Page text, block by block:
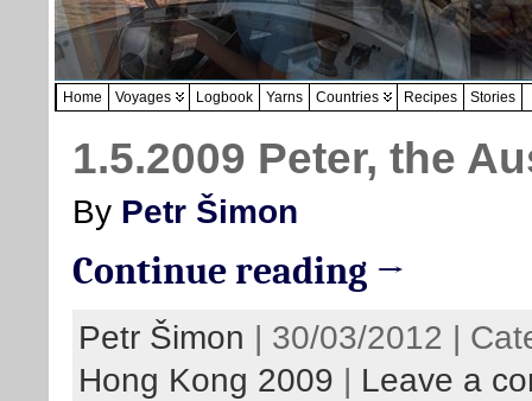
Home Voyages Logbook Yarns Countries Recipes Stories
1.5.2009 Peter, the
By Petr Šimon
Continue reading →
Petr Šimon | 30/03/2012 |
Hong Kong 2009 | Leave a